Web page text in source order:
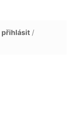
přihlásit /